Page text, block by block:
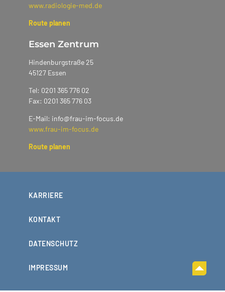
www.radiologie-med.de
Route planen
Essen Zentrum
Hindenburgstraße 25
45127 Essen
Tel: 0201 365 776 02
Fax: 0201 365 776 03
E-Mail: info@frau-im-focus.de
www.frau-im-focus.de
Route planen
KARRIERE
KONTAKT
DATENSCHUTZ
IMPRESSUM